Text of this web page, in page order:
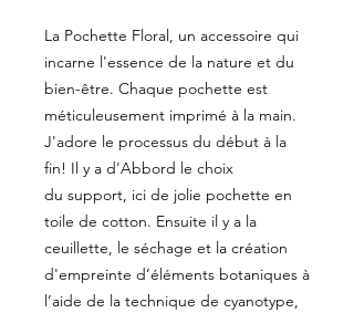
La Pochette Floral, un accessoire qui
incarne l'essence de la nature et du
bien-être. Chaque pochette est
méticuleusement imprimé à la main.
J'adore le processus du début à la
fin! Il y a d'Abbord le choix
du support, ici de jolie pochette en
toile de cotton. Ensuite il y a la
ceuillette, le séchage et la création
d'empreinte d’éléments botaniques à
l’aide de la technique de cyanotype,